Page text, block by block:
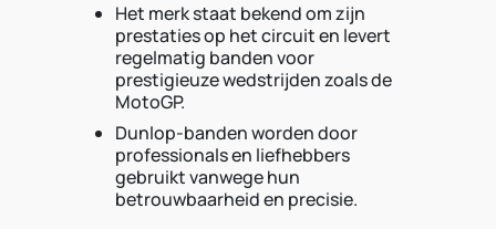
Het merk staat bekend om zijn
prestaties op het circuit en levert
regelmatig banden voor
prestigieuze wedstrijden zoals de
MotoGP.
Dunlop-banden worden door
professionals en liefhebbers
gebruikt vanwege hun
betrouwbaarheid en precisie.